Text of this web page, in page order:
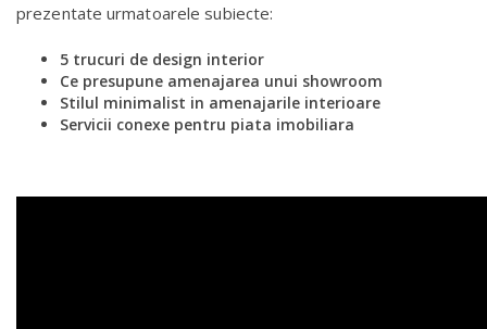
prezentate urmatoarele subiecte:
5 trucuri de design interior
Ce presupune amenajarea unui showroom
Stilul minimalist in amenajarile interioare
Servicii conexe pentru piata imobiliara